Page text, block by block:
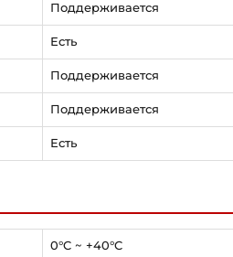
Поддерживается
Есть
Поддерживается
Поддерживается
Есть
0°C ~ +40°C